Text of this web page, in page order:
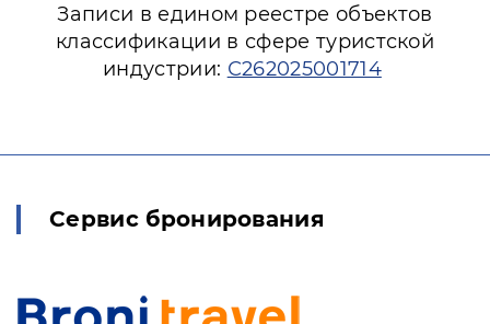
Записи в едином реестре объектов
классификации в сфере туристской
индустрии: С262025001714
Сервис бронирования